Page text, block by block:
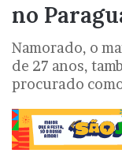
no
Namorado, o
de 27 anos,
procurado